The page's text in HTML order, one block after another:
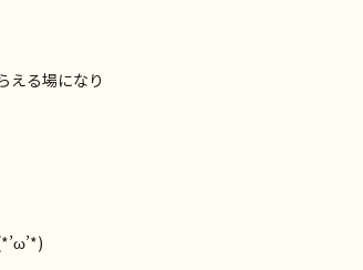
える場になり